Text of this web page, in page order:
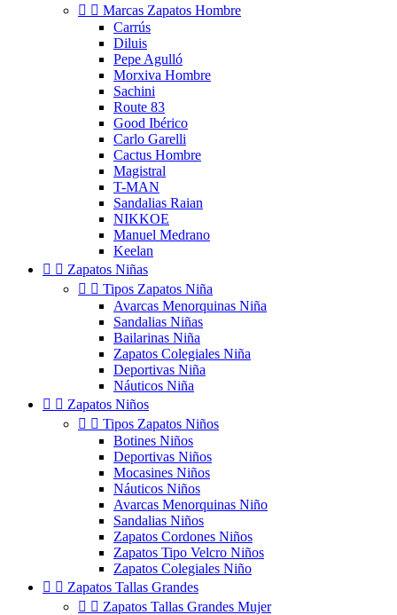
  Marcas Zapatos Hombre
Carrús
Diluis
Pepe Agulló
Morxiva Hombre
Sachini
Route 83
Good Ibérico
Carlo Garelli
Cactus Hombre
Magistral
T-MAN
Sandalias Raian
NIKKOE
Manuel Medrano
Keelan
  Zapatos Niñas
  Tipos Zapatos Niña
Avarcas Menorquinas Niña
Sandalias Niñas
Bailarinas Niña
Zapatos Colegiales Niña
Deportivas Niña
Náuticos Niña
  Zapatos Niños
  Tipos Zapatos Niños
Botines Niños
Deportivas Niños
Mocasines Niños
Náuticos Niños
Avarcas Menorquinas Niño
Sandalias Niños
Zapatos Cordones Niños
Zapatos Tipo Velcro Niños
Zapatos Colegiales Niño
  Zapatos Tallas Grandes
  Zapatos Tallas Grandes Mujer